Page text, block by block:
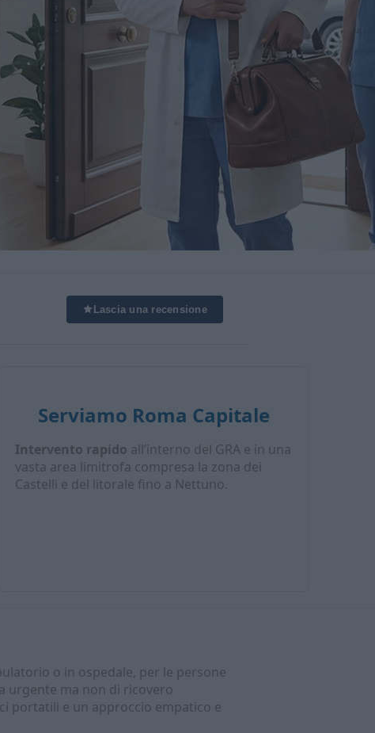
Lascia una recensione
Serviamo Roma Capitale
Intervento rapido all’interno del GRA e in una
vasta area limitrofa compresa la zona dei
Castelli e del litorale fino a Nettuno.
o in ospedale, per le persone
urgente ma non di ricovero
portatili e un approccio empatico e